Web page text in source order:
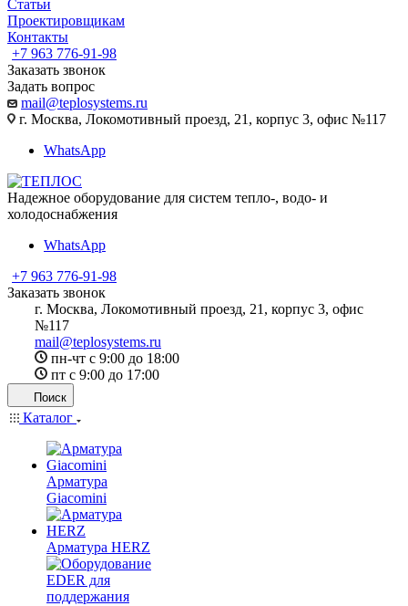
Статьи
Проектировщикам
Контакты
+7 963 776-91-98
Заказать звонок
Задать вопрос
mail@teplosystems.ru
г. Москва, Локомотивный проезд, 21, корпус 3, офис №117
WhatsApp
Надежное оборудование для систем тепло-, водо- и
холодоснабжения
WhatsApp
+7 963 776-91-98
Заказать звонок
г. Москва, Локомотивный проезд, 21, корпус 3, офис
№117
mail@teplosystems.ru
пн-чт с 9:00 до 18:00
пт с 9:00 до 17:00
Поиск
Каталог
Арматура
Giacomini
Арматура HERZ